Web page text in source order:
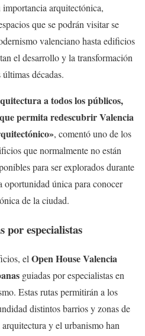
arquitectónica,
que se podrán visitar se
valenciano hasta edificios
el desarrollo y la transformación
décadas.
a todos los públicos,
permita redescubrir Valencia
, comentó uno de los
que normalmente no están
para ser explorados durante
oportunidad única para conocer
de la ciudad.
por especialistas
el Open House Valencia
guiadas por especialistas en
Estas rutas permitirán a los
distintos barrios y zonas de
y el urbanismo han